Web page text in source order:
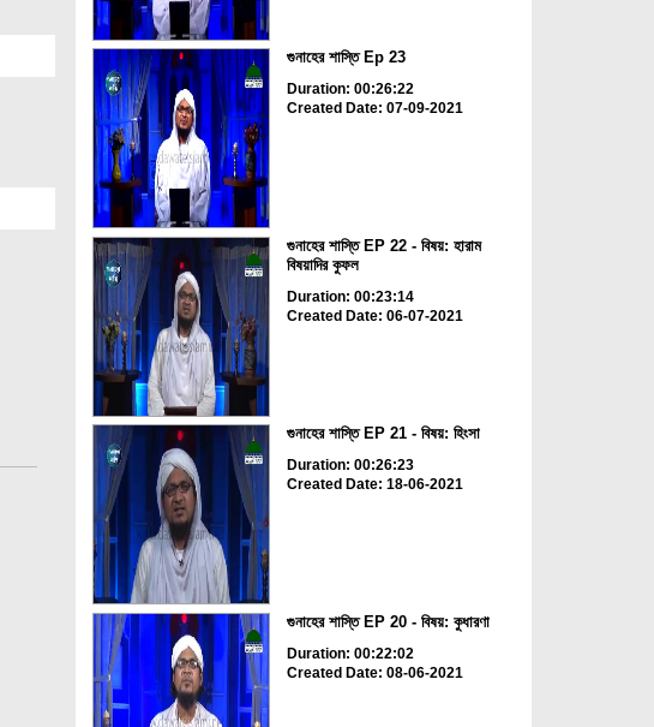
গুনাহের শাস্তি Ep 23
Duration: 00:26:22
Created Date: 07-09-2021
গুনাহের শাস্তি EP 22 - বিষয়: হারাম
বিষয়াদির কুফল
Duration: 00:23:14
Created Date: 06-07-2021
গুনাহের শাস্তি EP 21 - বিষয়: হিংসা
Duration: 00:26:23
Created Date: 18-06-2021
গুনাহের শাস্তি EP 20 - বিষয়: কুধারণা
Duration: 00:22:02
Created Date: 08-06-2021